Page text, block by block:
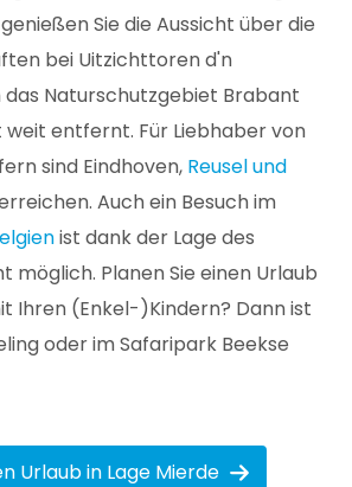
Sie die Aussicht über die
bei Uitzichttoren d'n
das Naturschutzgebiet Brabant
entfernt. Für Liebhaber von
sind Eindhoven, Reusel und
Auch ein Besuch im
ist dank der Lage des
möglich. Planen Sie einen Urlaub
Ihren (Enkel-)Kindern? Dann ist
oder im Safaripark Beekse
Urlaub in Lage Mierde